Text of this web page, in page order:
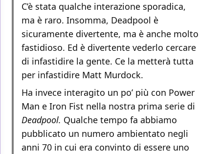
C’è stata qualche interazione sporadica,
ma è raro. Insomma, Deadpool è
sicuramente divertente, ma è anche molto
fastidioso. Ed è divertente vederlo cercare
di infastidire la gente. Ce la metterà tutta
per infastidire Matt Murdock.
Ha invece interagito un po’ più con Power
Man e Iron Fist nella nostra prima serie di
Deadpool. Qualche tempo fa abbiamo
pubblicato un numero ambientato negli
anni 70 in cui era convinto di essere uno